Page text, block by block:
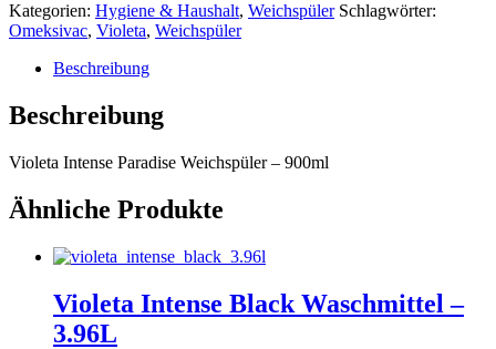
Kategorien: Hygiene & Haushalt, Weichspüler Schlagwörter:
Omeksivac, Violeta, Weichspüler
Beschreibung
Beschreibung
Violeta Intense Paradise Weichspüler – 900ml
Ähnliche Produkte
Violeta Intense Black Waschmittel –
3.96L